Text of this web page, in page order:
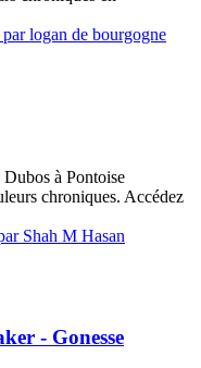
à Pontoise
chroniques. Accédez
- Gonesse